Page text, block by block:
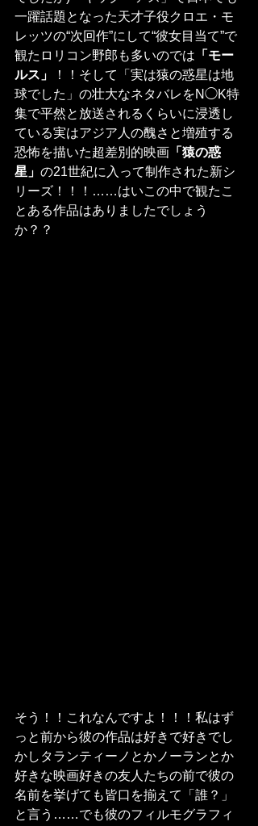
一躍話題となった天才子役クロエ・モ
レッツの“次回作”にして“彼女目当て”で
観たロリコン野郎も多いのでは 「モー
ルス」
！！そして「実は猿の惑星は地
球でした」の壮大なネタバレをN◯K特
集で平然と放送されるくらいに浸透し
ている実はアジア人の醜さと増殖する
恐怖を描いた超差別的映画 「猿の惑
星」 の21世紀に入って制作された新シ
リーズ！！！……はいこの中で観たこ
とある作品はありましたでしょう
か？？
そう！！これなんですよ！！！私はず
っと前から彼の作品は好きで好きでし
かしタランティーノとかノーランとか
好きな映画好きの友人たちの前で彼の
名前を挙げても皆口を揃えて「誰？」
と言う……でも彼のフィルモグラフィ